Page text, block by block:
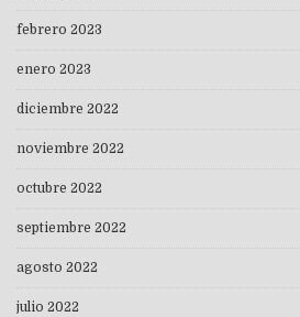
febrero 2023
enero 2023
diciembre 2022
noviembre 2022
octubre 2022
septiembre 2022
agosto 2022
julio 2022